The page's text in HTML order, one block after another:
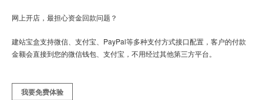
网上开店，最担心资金回款问题？
建站宝盒支持微信、支付宝、PayPal等多种支付方式接口配置，客户的付款
金额会直接到您的微信钱包、支付宝，不用经过其他第三方平台。
我要免费体验